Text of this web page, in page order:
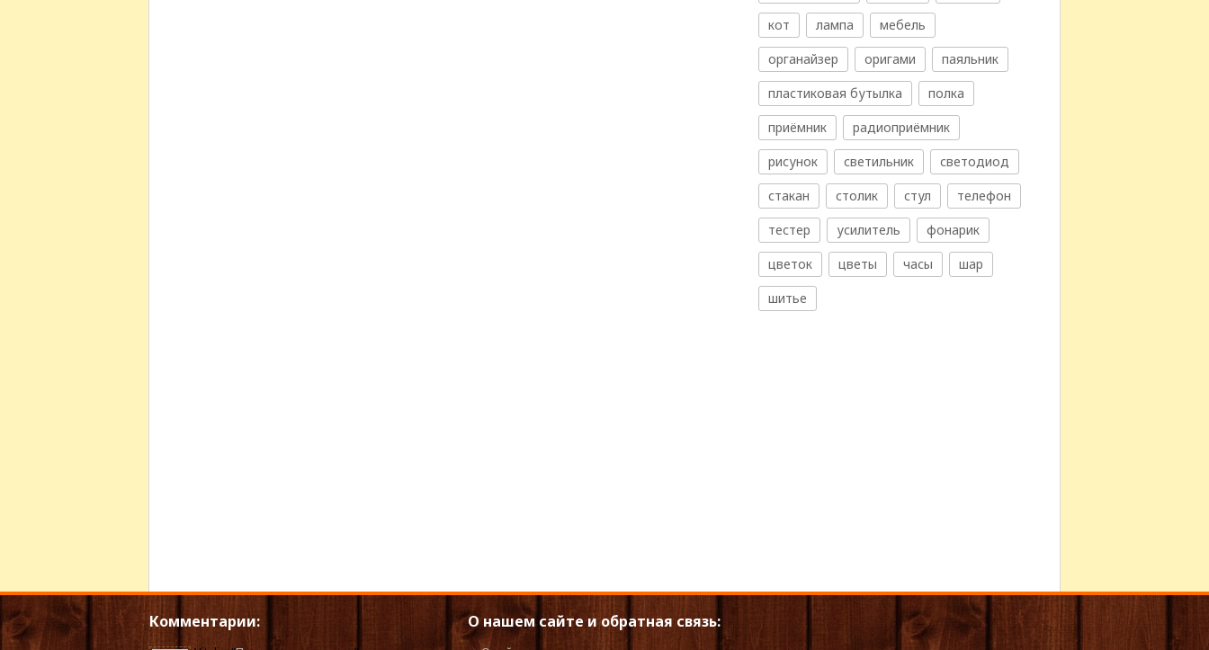
кот
лампа
мебель
органайзер
оригами
паяльник
пластиковая бутылка
полка
приёмник
радиоприёмник
рисунок
светильник
светодиод
стакан
столик стул
телефон
тестер
усилитель
фонарик
цветок
цветы часы
шар
шитье
Комментарии: О нашем сайте и обратная связь: